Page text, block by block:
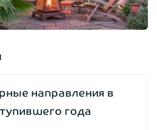
направления в
года